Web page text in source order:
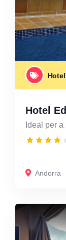
Hotel
Hotel
Ideal per
Andorra